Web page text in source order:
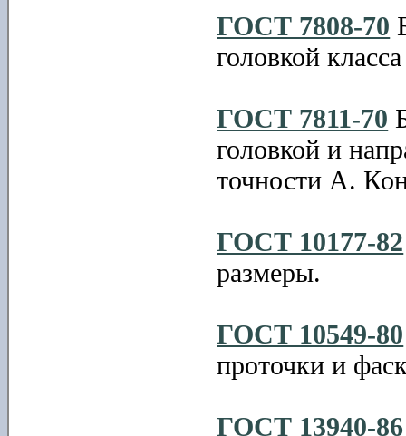
ГОСТ 7808-70
головкой
ГОСТ 7811-70
головкой и
точности А.
ГОСТ 10177-82
размеры.
ГОСТ 10549-80
проточки и
ГОСТ 13940-86